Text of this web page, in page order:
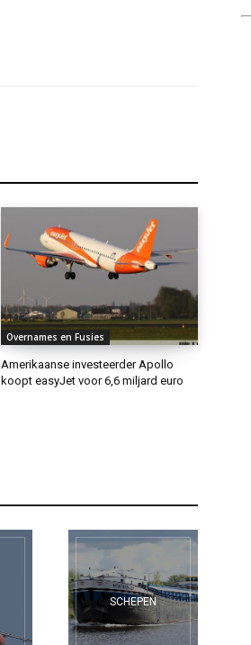
Overnames en Fusies
Amerikaanse investeerder Apollo
koopt easyJet voor 6,6 miljard euro
SCHEPEN